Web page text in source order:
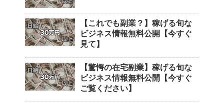
【これでも副業？】稼げる旬な
ビジネス情報無料公開【今すぐ
見て】
【驚愕の在宅副業】稼げる旬な
ビジネス情報無料公開【今すぐ
ご覧ください】